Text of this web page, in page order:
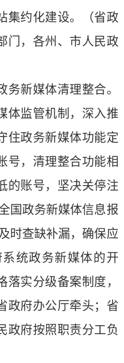
集约化建设。（省政
门，各州、市人民政
务新媒体清理整合。
体监管机制，深入推
住政务新媒体功能定
号，清理整合功能相
的账号，坚决关停注
国政务新媒体信息报
时查缺补漏，确保应
统政务新媒体的开
实分级备案制度，
政府办公厅牵头；省
政府按照职责分工负